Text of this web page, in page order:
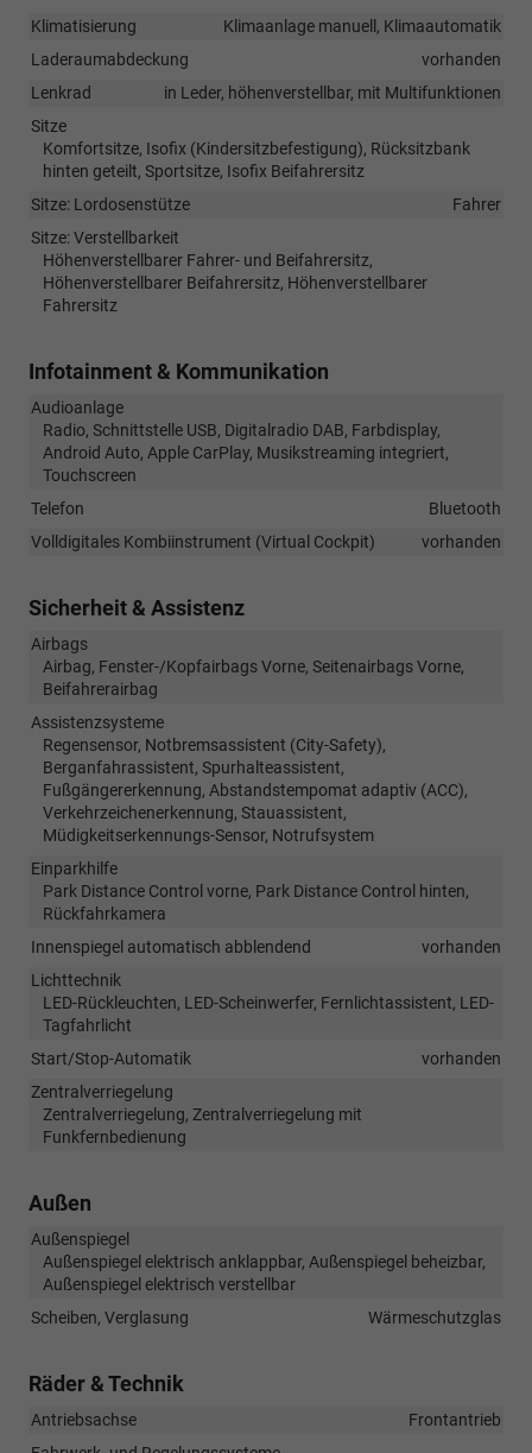
Klimatisierung
Klimaanlage manuell, Klimaautomatik
Laderaumabdeckung
vorhanden
Lenkrad
in Leder, höhenverstellbar, mit Multifunktionen
Sitze
Komfortsitze, Isofix (Kindersitzbefestigung), Rücksitzbank
hinten geteilt, Sportsitze, Isofix Beifahrersitz
Sitze: Lordosenstütze
Fahrer
Sitze: Verstellbarkeit
Höhenverstellbarer Fahrer- und Beifahrersitz,
Höhenverstellbarer Beifahrersitz, Höhenverstellbarer
Fahrersitz
Infotainment & Kommunikation
Audioanlage
Radio, Schnittstelle USB, Digitalradio DAB, Farbdisplay,
Android Auto, Apple CarPlay, Musikstreaming integriert,
Touchscreen
Telefon
Bluetooth
Volldigitales Kombiinstrument (Virtual Cockpit)
vorhanden
Sicherheit & Assistenz
Airbags
Airbag, Fenster-/Kopfairbags Vorne, Seitenairbags Vorne,
Beifahrerairbag
Assistenzsysteme
Regensensor, Notbremsassistent (City-Safety),
Berganfahrassistent, Spurhalteassistent,
Fußgängererkennung, Abstandstempomat adaptiv (ACC),
Verkehrzeichenerkennung, Stauassistent,
Müdigkeitserkennungs-Sensor, Notrufsystem
Einparkhilfe
Park Distance Control vorne, Park Distance Control hinten,
Rückfahrkamera
Innenspiegel automatisch abblendend
vorhanden
Lichttechnik
LED-Rückleuchten, LED-Scheinwerfer, Fernlichtassistent, LED-
Tagfahrlicht
Start/Stop-Automatik
vorhanden
Zentralverriegelung
Zentralverriegelung, Zentralverriegelung mit
Funkfernbedienung
Außen
Außenspiegel
Außenspiegel elektrisch anklappbar, Außenspiegel beheizbar,
Außenspiegel elektrisch verstellbar
Scheiben, Verglasung
Wärmeschutzglas
Räder & Technik
Antriebsachse
Frontantrieb